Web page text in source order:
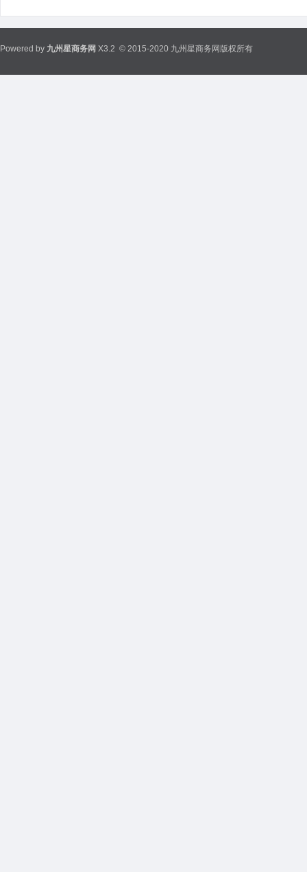
Powered by 九州星商务网 X3.2 © 2015-2020 九州星商务网版权所有